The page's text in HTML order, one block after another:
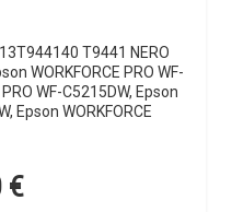
T9441 NERO
WORKFORCE PRO WF-
WF-C5215DW, Epson
Epson WORKFORCE
€